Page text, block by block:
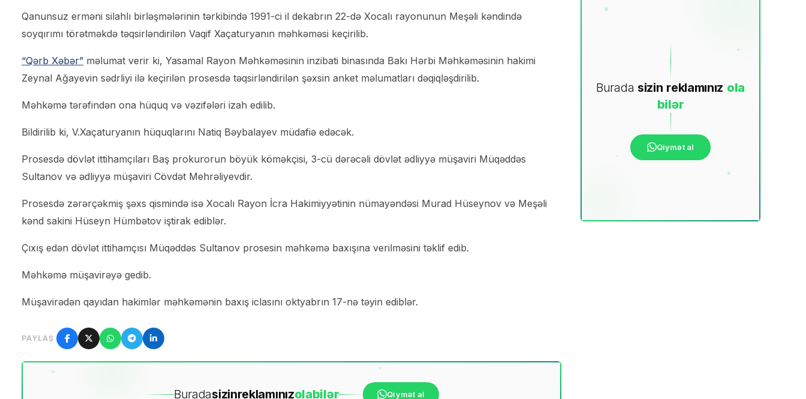
Qanunsuz erməni silahlı birləşmələrinin tərkibində 1991-ci il dekabrın 22-də Xocalı rayonunun Meşəli kəndində
soyqırımı törətməkdə təqsirləndirilən Vaqif Xaçaturyanın məhkəməsi keçirilib.
“Qərb Xəbər” məlumat verir ki, Yasamal Rayon Məhkəməsinin inzibati binasında Bakı Hərbi Məhkəməsinin hakimi
Zeynal Ağayevin sədrliyi ilə keçirilən prosesdə təqsirləndirilən şəxsin anket məlumatları dəqiqləşdirilib.
Məhkəmə tərəfindən ona hüquq və vəzifələri izah edilib.
Bildirilib ki, V.Xaçaturyanın hüquqlarını Natiq Bəybalayev müdafiə edəcək.
Prosesdə dövlət ittihamçıları Baş prokurorun böyük köməkçisi, 3-cü dərəcəli dövlət ədliyyə müşaviri Müqəddəs
Sultanov və ədliyyə müşaviri Cövdət Mehrəliyevdir.
Prosesdə zərərçəkmiş şəxs qismində isə Xocalı Rayon İcra Hakimiyyətinin nümayəndəsi Murad Hüseynov və Meşəli
kənd sakini Hüseyn Hümbətov iştirak ediblər.
Çıxış edən dövlət ittihamçısı Müqəddəs Sultanov prosesin məhkəmə baxışına verilməsini təklif edib.
Məhkəmə müşavirəyə gedib.
Müşavirədən qayıdan hakimlər məhkəmənin baxış iclasını oktyabrın 17-nə təyin ediblər.
PAYLAŞ
Buradasizinreklamınızolabilər Qiymət al
Burada sizin reklamınız ola
bilər
Qiymət al